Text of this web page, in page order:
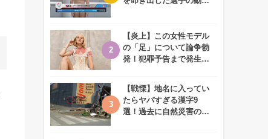
【炎上】この女性モデル
の「足」について論争勃
発！犯罪予告まで発生す
【戦慄】地名に入ってい
たらヤバすぎる漢字9
選！過去に自然災害の歴